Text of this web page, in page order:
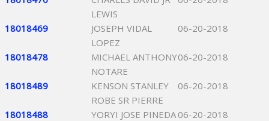
LEWIS
18018469
JOSEPH VIDAL
LOPEZ
06-20-2018
18018478
MICHAEL ANTHONY
NOTARE
06-20-2018
18018489
KENSON STANLEY
ROBE SR PIERRE
06-20-2018
18018488 YORYI JOSE PINEDA 06-20-2018